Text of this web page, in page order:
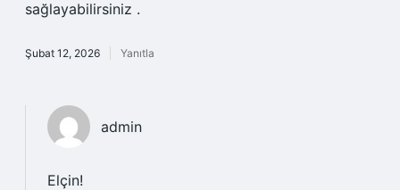
sağlayabilirsiniz .
Şubat 12, 2026 Yanıtla
admin
Elçin!